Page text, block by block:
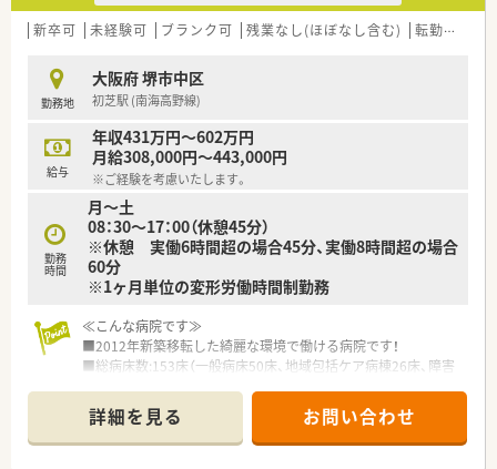
◆病床数
総病床数:296床
（回復期リハ120床、地域包括ケア56床、障害者施設等60床、療養
病床60床）※透析ベッド:60床
◆診療科目
内科, 循環器科, 消化器科, 眼科, 整形外科, 泌尿器科, 歯科, 脳外
科, 皮膚科, 外科, 透析 ,リウマチ科,放射線科,リハビリテーション
科,糖尿病内科,人工透析内科
◆薬剤師数
新卒可 未経験可 ブランク可 残業なし(ほぼなし含む) 転勤なし
勤務地
大阪府 堺市中区
初芝駅 (南海高野線)
給与
年収431万円～602万円
月給308,000円～443,000円
※ご経験を考慮いたします。
勤務
時間
月～土
08：30～17：00（休憩45分）
※休憩 実働6時間超の場合45分、実働8時間超の場合
60分
※1ヶ月単位の変形労働時間制勤務
≪こんな病院です≫
■2012年新築移転した綺麗な環境で働ける病院です！
■総病床数:153床（一般病床50床、地域包括ケア病棟26床、障害
■二次救急病院として急性期で入院される患者様の治療、地域包
括ケア病棟での在宅復帰支援、障害者施設等病棟で長期的な療養
が必要な患者を受け入れを行っています。
詳細を見る お問い合わせ